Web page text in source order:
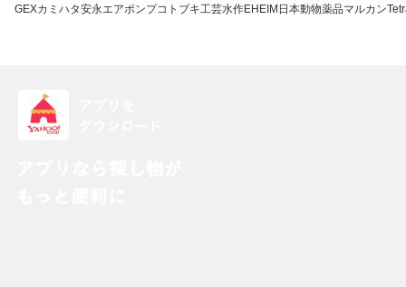
GEXカミハタ安永エアポンプコトブキ工芸水作EHEIM 日本動物薬品マルカン